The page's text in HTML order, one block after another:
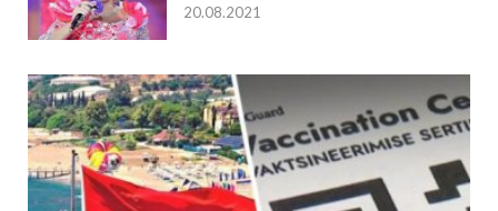
20.08.2021